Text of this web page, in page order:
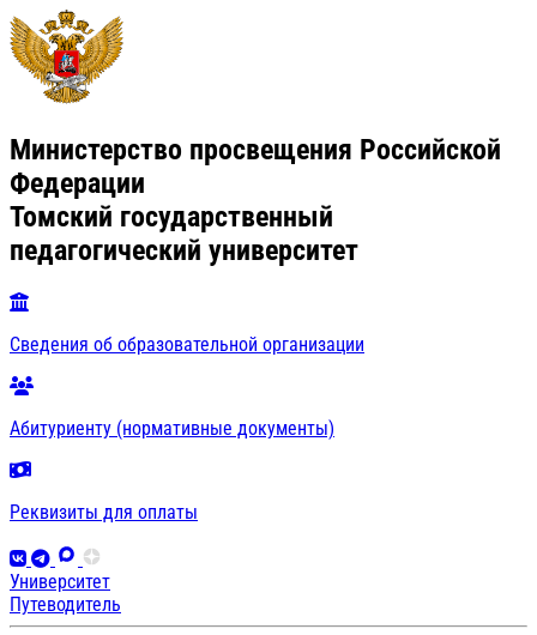
Министерство просвещения Российской
Федерации
Томский государственный
педагогический университет
Сведения об образовательной организации
Абитуриенту (нормативные документы)
Реквизиты для оплаты
Университет
Путеводитель